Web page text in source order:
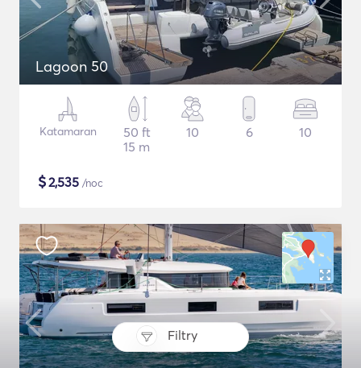
Filtry
Lagoon 50
Katamaran
50 ft
15 m
10 6 10
$2,535 /noc